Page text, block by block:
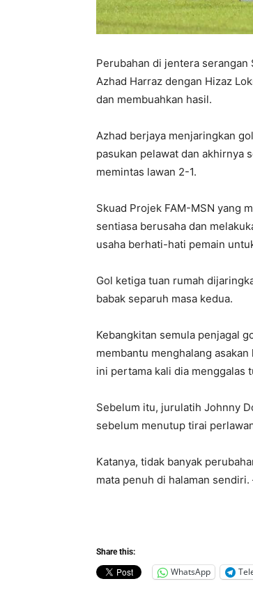
Perubahan di jentera
Azhad Harraz dengan Hizaz
dan membuahkan hasil.
Azhad berjaya menjaringkan
pasukan pelawat dan akhirnya
memintas lawan 2-1.
Skuad Projek FAM-MSN yang
sentiasa berusaha dan
usaha berhati-hati pemain
Gol ketiga tuan rumah
babak separuh masa kedua.
Kebangkitan semula penjagal
membantu menghalang
ini pertama kali dia menggalas
Sebelum itu, jurulatih Johnny
sebelum menutup tirai
Katanya, tidak banyak
mata penuh di halaman sendiri.
Share this:
WhatsApp